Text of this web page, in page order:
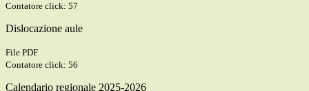
Contatore click: 57
Dislocazione aule
File PDF
Contatore click: 56
Calendario regionale 2025-2026